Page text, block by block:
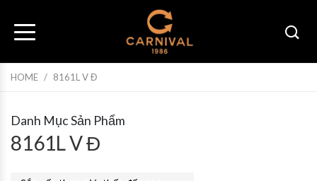
HOME / 8161L V Đ
Danh Mục Sản Phẩm
8161L V Đ